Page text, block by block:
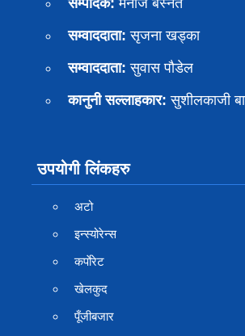
सम्वाददाता: सृजना खड्का
सम्वाददाता: सुवास पाैडेल
कानुनी सल्लाहकार: सुशीलकाजी
उपयोगी लिंकहरु
अटो
इन्स्योरेन्स
कर्पाेरेट
खेलकुद
पूँजीबजार